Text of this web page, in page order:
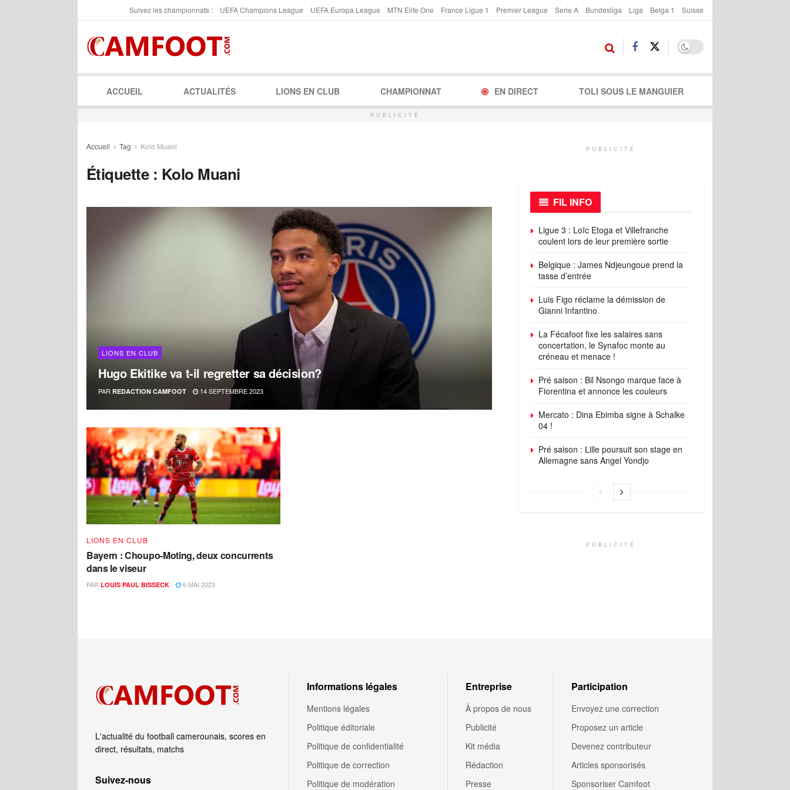
Suivez les championnats : UEFA Champions League UEFA Europa League MTN Elite One France Ligue 1 Premier League Serie A Bundesliga Liga Belga 1 Suisse
ACCUEIL ACTUALITÉS LIONS EN CLUB CHAMPIONNAT EN DIRECT TOLI SOUS LE MANGUIER
PUBLICITÉ
Accueil Tag Kolo Muani
Étiquette : Kolo Muani
LIONS EN CLUB
Hugo Ekitike va t-il regretter sa décision?
PAR REDACTION CAMFOOT 14 SEPTEMBRE 2023
LIONS EN CLUB
Bayern : Choupo-Moting, deux concurrents
dans le viseur
PAR LOUIS PAUL BISSECK 6 MAI 2023
PUBLICITÉ
FIL INFO
Ligue 3 : Loïc Etoga et Villefranche
coulent lors de leur première sortie
Belgique : James Ndjeungoue prend la
tasse d’entrée
Luis Figo réclame la démission de
Gianni Infantino
La Fécafoot fixe les salaires sans
concertation, le Synafoc monte au
créneau et menace !
Pré saison : Bil Nsongo marque face à
Fiorentina et annonce les couleurs
Mercato : Dina Ebimba signe à Schalke
04 !
Pré saison : Lille poursuit son stage en
Allemagne sans Angel Yondjo
PUBLICITÉ
L'actualité du football camerounais, scores en
direct, résultats, matchs
Suivez‑nous
Informations légales
Mentions légales
Politique éditoriale
Politique de confidentialité
Politique de correction
Politique de modération
Entreprise
À propos de nous
Publicité
Kit média
Rédaction
Presse
Participation
Envoyez une correction
Proposez un article
Devenez contributeur
Articles sponsorisés
Sponsoriser Camfoot